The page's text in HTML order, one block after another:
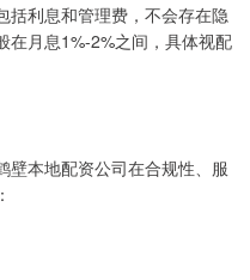
括利息和管理费，不会存在隐
在月息1%-2%之间，具体视配
壁本地配资公司在合规性、服